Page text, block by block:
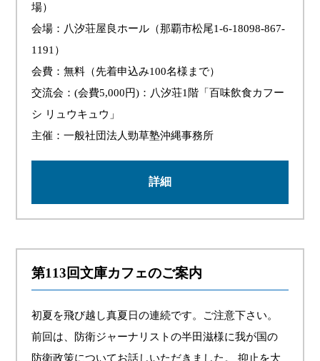
場）
会場：八汐荘屋良ホール（那覇市松尾1-6-18098-867-
1191）
会費：無料（先着申込み100名様まで）
交流会：(会費5,000円)：八汐荘1階「百味飲食カフー
シ リュウキュウ」
主催：一般社団法人勁草塾沖縄事務所
詳細
第113回文庫カフェのご案内
初夏を飛び越し真夏日の連続です。ご注意下さい。
前回は、防衛ジャーナリストの半田滋様に我が国の
防衛政策についてお話しいただきました。 抑止を大